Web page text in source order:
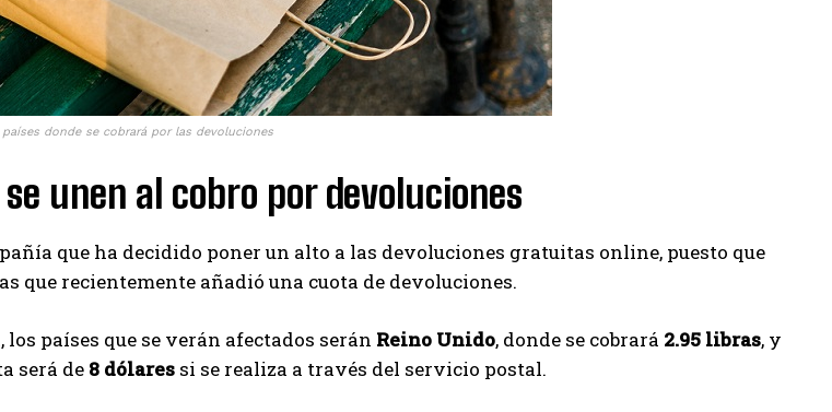
donde se cobrará por las devoluciones
unen al cobro por devoluciones
que ha decidido poner un alto a las devoluciones gratuitas online, puesto que
que recientemente añadió una cuota de devoluciones.
los países que se verán afectados serán Reino Unido, donde se cobrará 2.95 libras, y
será de 8 dólares si se realiza a través del servicio postal.